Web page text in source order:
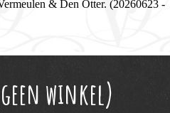
winkel)